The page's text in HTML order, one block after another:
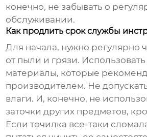
конечно, не забывать о
обслуживании.
Как продлить срок службы
Для начала, нужно регулярно
от пыли и грязи. Использовать
материалы, которые
производителем. Не
влаги. И, конечно, не
заточки других предметов,
Если точилка все-таки